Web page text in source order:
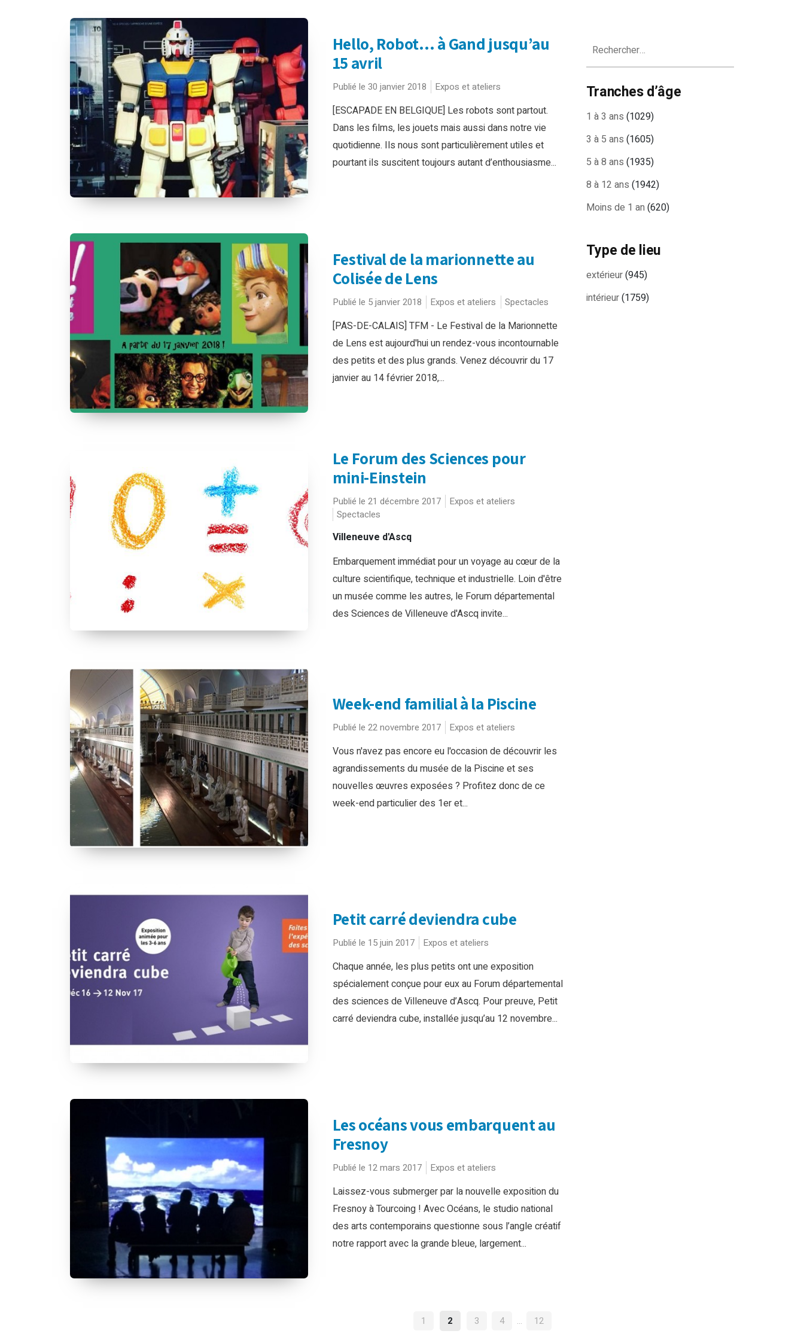
Hello, Robot… à Gand jusqu’au
15 avril
Publié le 30 janvier 2018 Expos et ateliers
[ESCAPADE EN BELGIQUE] Les robots sont partout.
Dans les films, les jouets mais aussi dans notre vie
quotidienne. Ils nous sont particulièrement utiles et
pourtant ils suscitent toujours autant d’enthousiasme...
Festival de la marionnette au
Colisée de Lens
Publié le 5 janvier 2018 Expos et ateliers Spectacles
[PAS-DE-CALAIS] TFM - Le Festival de la Marionnette
de Lens est aujourd'hui un rendez-vous incontournable
des petits et des plus grands. Venez découvrir du 17
janvier au 14 février 2018,...
Le Forum des Sciences pour
mini-Einstein
Publié le 21 décembre 2017
Expos et ateliers
Spectacles
Villeneuve d'Ascq
Embarquement immédiat pour un voyage au cœur de la
culture scientifique, technique et industrielle. Loin d'être
un musée comme les autres, le Forum départemental
des Sciences de Villeneuve d'Ascq invite...
Week-end familial à la Piscine
Publié le 22 novembre 2017 Expos et ateliers
Vous n'avez pas encore eu l'occasion de découvrir les
agrandissements du musée de la Piscine et ses
nouvelles œuvres exposées ? Profitez donc de ce
week-end particulier des 1er et...
Petit carré deviendra cube
Publié le 15 juin 2017 Expos et ateliers
Chaque année, les plus petits ont une exposition
spécialement conçue pour eux au Forum départemental
des sciences de Villeneuve d’Ascq. Pour preuve, Petit
carré deviendra cube, installée jusqu’au 12 novembre...
Les océans vous embarquent au
Fresnoy
Publié le 12 mars 2017 Expos et ateliers
Laissez-vous submerger par la nouvelle exposition du
Fresnoy à Tourcoing ! Avec Océans, le studio national
des arts contemporains questionne sous l’angle créatif
notre rapport avec la grande bleue, largement...
NAVIGATION
1 2 3 4 … 12
Tranches d’âge
1 à 3 ans (1029)
3 à 5 ans (1605)
5 à 8 ans (1935)
8 à 12 ans (1942)
Moins de 1 an (620)
Type de lieu
extérieur(945)
intérieur(1759)